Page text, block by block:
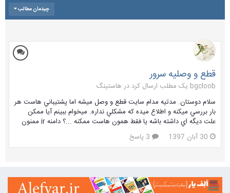
چیدمان مطالب
قطع و وصليه سرور
bgcloob یک مطلب ارسال کرد در
هاستینگ
سلام دوستان. مدتيه مدام سايت قطع و وصل ميشه اما پشتيباني هاست هر
بار بررسي ميكنه و اطلاع ميده كه مشكلي نداره. ميخوام ببينم آيا ممكن
علت ديگه اي داشته باشه يا فقط همون هاست ممكنه ...؟ دامنه ir ممنون
30 آبان 1397